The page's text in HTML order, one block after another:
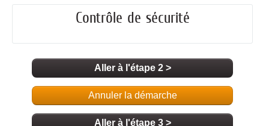
Contrôle de sécurité
Aller à l'étape 2 >
Annuler la démarche
Aller à l'étape 3 >